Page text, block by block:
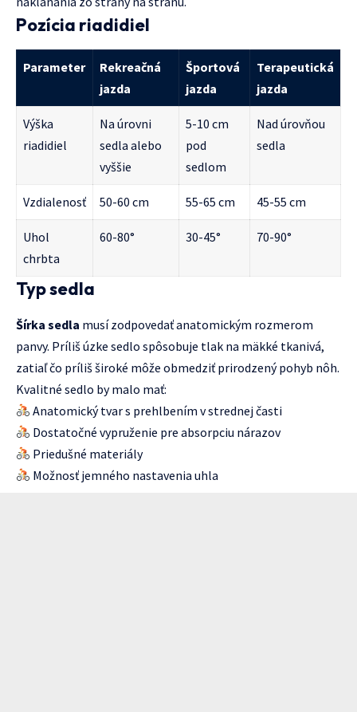
Pozícia riadidiel
Parameter
Rekreačná
jazda
Športová
jazda
Terapeutická
jazda
Výška
riadidiel
Na úrovni
sedla alebo
vyššie
5-10 cm
pod
sedlom
Nad úrovňou
sedla
Vzdialenosť 50-60 cm 55-65 cm 45-55 cm
Uhol
chrbta
60-80° 30-45° 70-90°
Typ sedla
Šírka sedla musí zodpovedať anatomickým rozmerom
panvy. Príliš úzke sedlo spôsobuje tlak na mäkké tkanivá,
zatiaľ čo príliš široké môže obmedziť prirodzený pohyb nôh.
Kvalitné sedlo by malo mať:
Anatomický tvar s prehlbením v strednej časti
Dostatočné vypruženie pre absorpciu nárazov
Priedušné materiály
Možnosť jemného nastavenia uhla